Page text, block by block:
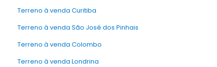
Terreno à venda Curitiba
Terreno à venda São José dos Pinhais
Terreno à venda Colombo
Terreno à venda Londrina